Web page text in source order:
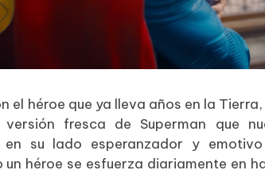
el héroe que ya lleva años en la
versión fresca de Superman que
su lado esperanzador y
un héroe se esfuerza diariamente en